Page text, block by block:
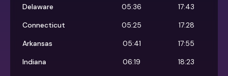
Delaware
05:36
17:43
Connecticut
05:25
17:28
Arkansas
05:41
17:55
Indiana
06:19
18:23